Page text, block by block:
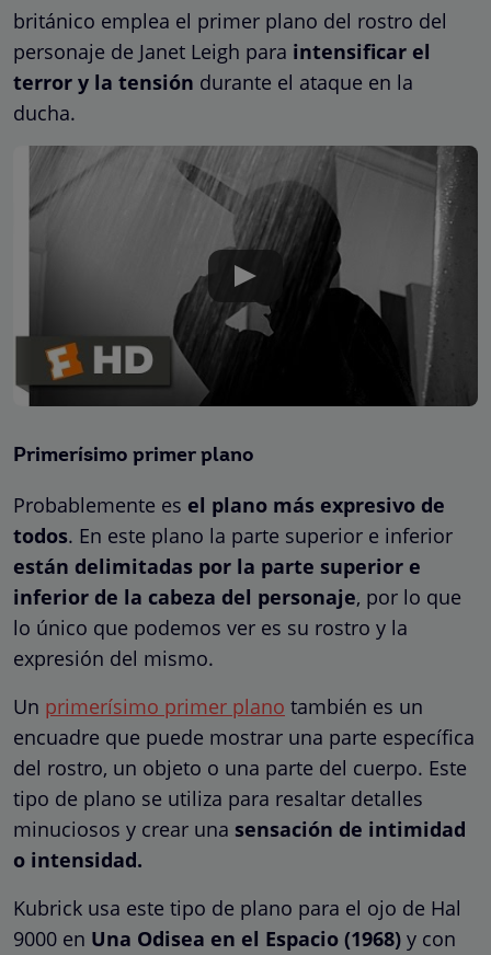
británico emplea el primer plano del rostro del
personaje de Janet Leigh para intensificar el
terror y la tensión durante el ataque en la
ducha.
Primerísimo primer plano
Probablemente es el plano más expresivo de
todos. En este plano la parte superior e inferior
están delimitadas por la parte superior e
inferior de la cabeza del personaje, por lo que
lo único que podemos ver es su rostro y la
expresión del mismo.
Un primerísimo primer plano también es un
encuadre que puede mostrar una parte específica
del rostro, un objeto o una parte del cuerpo. Este
tipo de plano se utiliza para resaltar detalles
minuciosos y crear una sensación de intimidad
o intensidad.
Kubrick usa este tipo de plano para el ojo de Hal
9000 en Una Odisea en el Espacio (1968) y con